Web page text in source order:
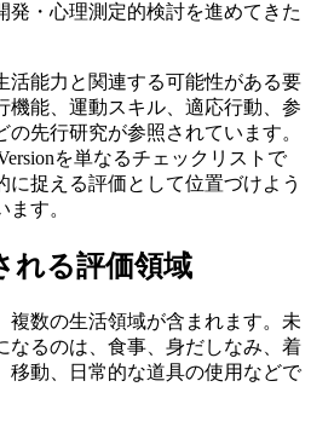
発・心理測定的検討を進めてきた
活能力と関連する可能性がある要
機能、運動スキル、適応行動、参
先行研究が参照されています。
を単なるチェックリストで
に捉える評価として位置づけよう
す。
れる評価領域
複数の生活領域が含まれます。未
なるのは、食事、身だしなみ、着
移動、日常的な道具の使用などで